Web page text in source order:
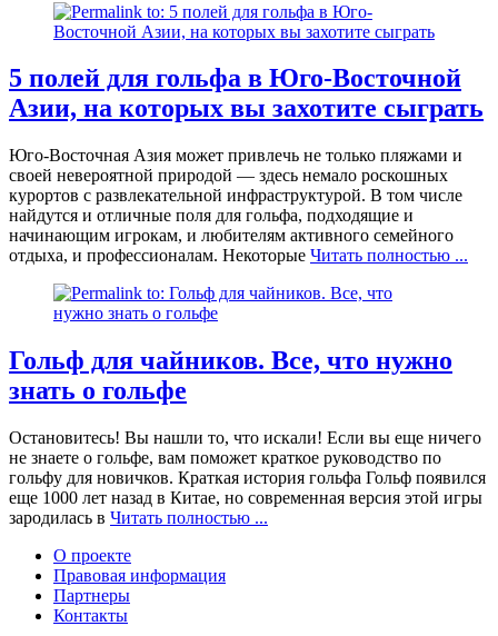
5 полей для гольфа в Юго-Восточной
Азии, на которых вы захотите сыграть
Юго-Восточная Азия может привлечь не только пляжами и
своей невероятной природой — здесь немало роскошных
курортов с развлекательной инфраструктурой. В том числе
найдутся и отличные поля для гольфа, подходящие и
начинающим игрокам, и любителям активного семейного
отдыха, и профессионалам. Некоторые Читать полностью ...
Гольф для чайников. Все, что нужно
знать о гольфе
Остановитесь! Вы нашли то, что искали! Если вы еще ничего
не знаете о гольфе, вам поможет краткое руководство по
гольфу для новичков. Краткая история гольфа Гольф появился
еще 1000 лет назад в Китае, но современная версия этой игры
зародилась в Читать полностью ...
О проекте
Правовая информация
Партнеры
Контакты